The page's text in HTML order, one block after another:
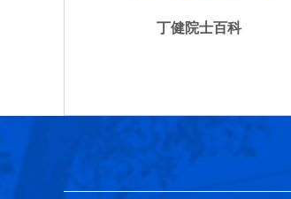
丁健院士百科